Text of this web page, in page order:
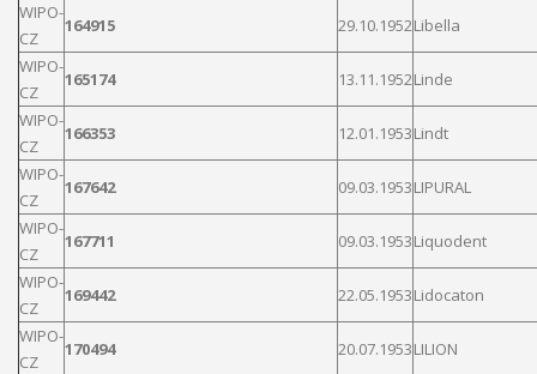
WIPO-
CZ
164915 29.10.1952Libella
WIPO-
CZ
165174 13.11.1952Linde
WIPO-
CZ
166353 12.01.1953Lindt
WIPO-
CZ
167642 09.03.1953LIPURAL
WIPO-
CZ
167711 09.03.1953Liquodent
WIPO-
CZ
169442 22.05.1953Lidocaton
WIPO-
CZ
170494 20.07.1953LILION